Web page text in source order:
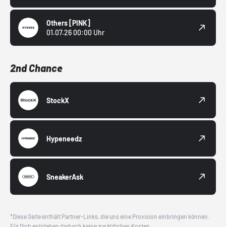
Others [PINK]
01.07.26 00:00 Uhr
2nd Chance
StockX
Hypeneedz
SneakerAsk
*Diese Seite enthält Partner-Links, die uns eine Provision einbringen können.